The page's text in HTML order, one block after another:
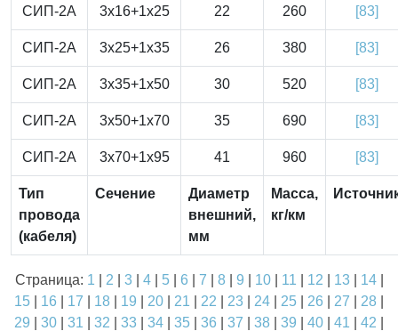
СИП-2А 3x16+1x25 22 260 [83]
СИП-2А 3x25+1x35 26 380 [83]
СИП-2А 3x35+1x50 30 520 [83]
СИП-2А 3x50+1x70 35 690 [83]
СИП-2А 3x70+1x95 41 960 [83]
Тип
провода
(кабеля)
Сечение
Диаметр
внешний,
мм
Масса,
кг/км
Страница: 1 2 3| 4| 5| 6 7 8| 9 10| 11 12 13| 14|
15
16 17 18 19 20 21 22 23 24 25 26 27 28
29
30 31 32 33 34 35 36 37 38 39 40 41 42